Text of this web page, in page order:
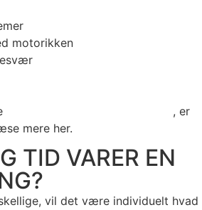
motorikken
, er
mere her.
TID VARER EN
vil det være individuelt hvad